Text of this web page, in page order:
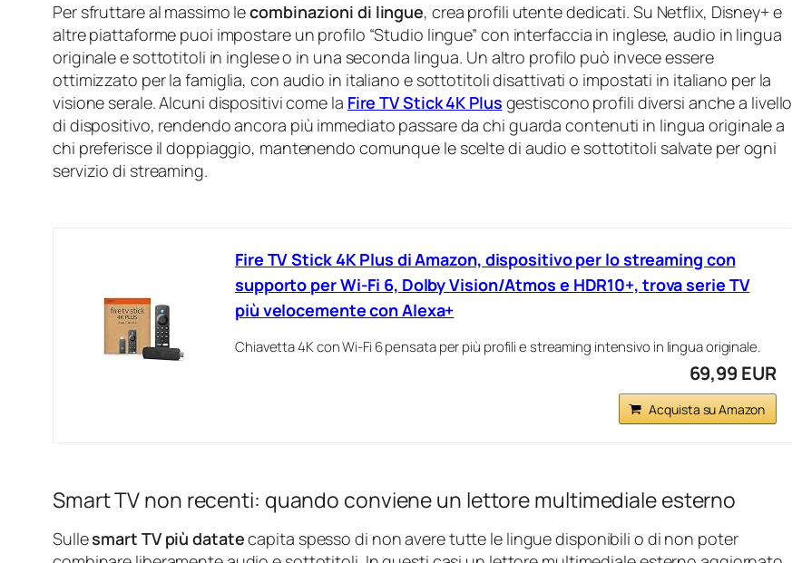
Per sfruttare al massimo lecombinazioni di lingue, crea profili utente dedicati. Su Netflix, Disney+ e
altre piattaforme puoi impostare un profilo “Studio lingue” con interfaccia in inglese, audio in lingua
originale e sottotitoli in inglese o in una seconda lingua. Un altro profilo può invece essere
ottimizzato per la famiglia, con audio in italiano e sottotitoli disattivati o impostati in italiano per la
visione serale. Alcuni dispositivi come la Fire TV Stick 4K Plus gestiscono profili diversi anche a livello
di dispositivo, rendendo ancora più immediato passare da chi guarda contenuti in lingua originale a
chi preferisce il doppiaggio, mantenendo comunque le scelte di audio e sottotitoli salvate per ogni
servizio di streaming.
Fire TV Stick 4K Plus di Amazon, dispositivo per lo streaming con
supporto per Wi-Fi 6, Dolby Vision/Atmos e HDR10+, trova serie TV
più velocemente con Alexa+
Chiavetta 4K con Wi‑Fi 6 pensata per più profili e streaming intensivo in lingua originale.
69,99 EUR
Acquista su Amazon
Smart TV non recenti: quando conviene un lettore multimediale esterno
Sullesmart TV più datatecapita spesso di non avere tutte le lingue disponibili o di non poter